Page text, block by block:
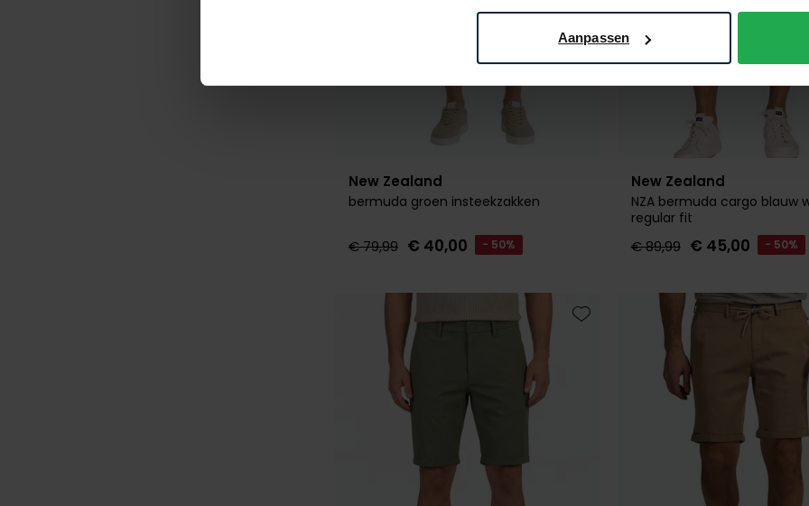
Aanpassen
New Zealand
bermuda groen insteekzakken
€ 79,99 € 40,00 - 50%
New Zealand
NZA bermuda cargo blauw
regular fit
€ 89,99 € 45,00 - 50%
Toevoegen aan favorieten